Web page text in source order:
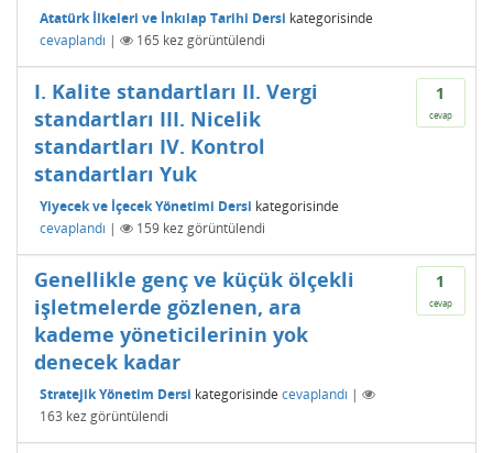
Atatürk İlkeleri ve İnkılap Tarihi Dersi kategorisinde
cevaplandı | 165 kez görüntülendi
1
cevap
I. Kalite standartları II. Vergi
standartları III. Nicelik
standartları IV. Kontrol
standartları Yuk
Yiyecek ve İçecek Yönetimi Dersi kategorisinde
cevaplandı | 159 kez görüntülendi
1
cevap
Genellikle genç ve küçük ölçekli
işletmelerde gözlenen, ara
kademe yöneticilerinin yok
denecek kadar
Stratejik Yönetim Dersi kategorisinde cevaplandı |
163 kez görüntülendi